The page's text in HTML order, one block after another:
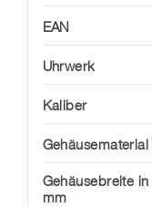
EAN
Uhrwerk
Kaliber
Gehäusematerial
Gehäusebreite in
mm